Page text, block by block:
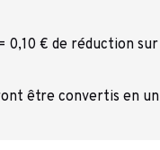
0,10 € de réduction sur
être convertis en un